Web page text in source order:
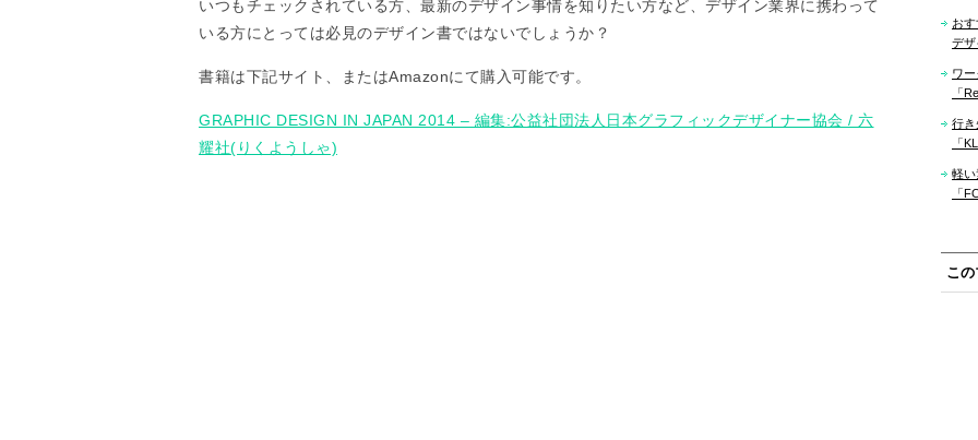
いつもチェックされている方、最新のデザイン事情を知りたい方など、デザイン業界に携わって
いる方にとっては必見のデザイン書ではないでしょうか？
書籍は下記サイト、またはAmazonにて購入可能です。
GRAPHIC DESIGN IN JAPAN 2014 – 編集:公益社団法人日本グラフィックデザイナー協会 / 六
耀社(りくようしゃ)
お
デザ
ワ
「
行き
「
軽い
「
こ